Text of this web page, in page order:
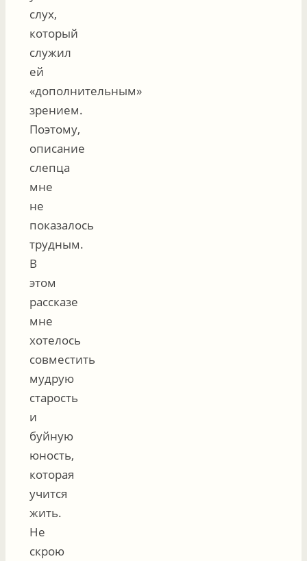
слух,
который
служил
ей
«дополнительным»
зрением.
Поэтому,
описание
слепца
мне
не
показалось
трудным.
В
этом
рассказе
мне
хотелось
совместить
мудрую
старость
и
буйную
юность,
которая
учится
жить.
Не
скрою